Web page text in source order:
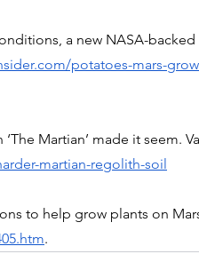
a new NASA-backed
potatoes-mars-
Martian’ made it seem.
martian-regolith-soil
to help grow plants on
.